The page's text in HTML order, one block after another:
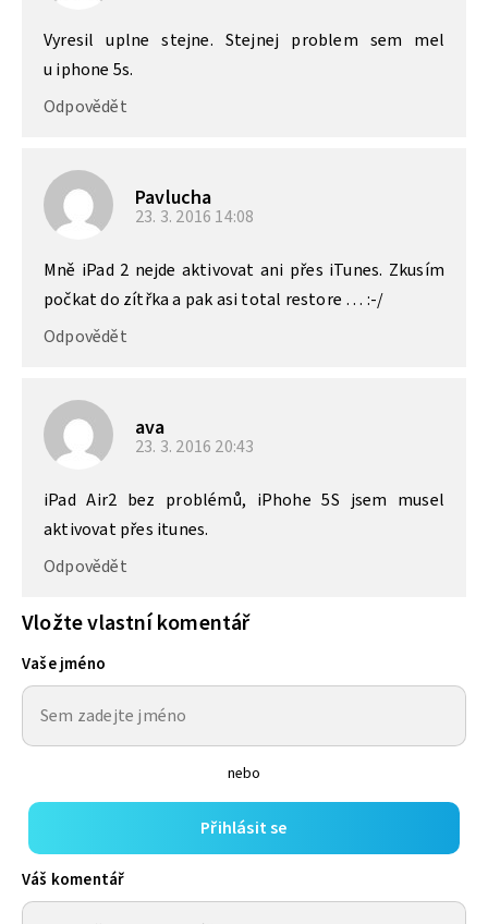
Vyresil uplne stejne. Stejnej problem sem mel
u iphone 5s.
Odpovědět
Pavlucha
23. 3. 2016 14:08
Mně iPad 2 nejde aktivovat ani přes iTunes. Zkusím
počkat do zítřka a pak asi total restore … :-/
Odpovědět
ava
23. 3. 2016 20:43
iPad Air2 bez problémů, iPhohe 5S jsem musel
aktivovat přes itunes.
Odpovědět
Vložte vlastní komentář
Vaše jméno
nebo
Přihlásit se
Váš komentář